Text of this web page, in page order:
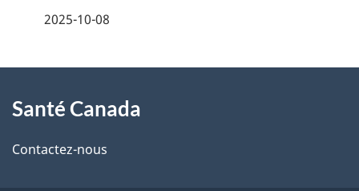
l
s
d
2025-10-08
propos
de
Santé Canada
Contactez-nous